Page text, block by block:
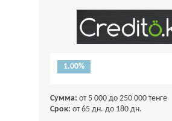
1.00%
Сумма: от 5 000 до 250 000 тенге
Срок: от 65 дн. до 180 дн.